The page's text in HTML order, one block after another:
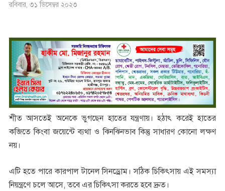
রবিবার, ৩১ ডিসেম্বর ২০২৩
শীত আসতেই অনেকে ভুগছেন হাতের যন্ত্রণায়। হঠাৎ করেই হাতের
কব্জিতে কিংবা জয়েন্টে ব্যথা ও ঝিনঝিনভাব কিন্তু সাধারণ কোনো লক্ষণ
নয়।
এটি হতে পারে কারপাল টানেল সিনড্রোম। সঠিক চিকিৎসায় এই সমস্যা
নিয়ন্ত্রণে চলে আসে, তবে এর চিকিৎসা করতে হবে দ্রুত।